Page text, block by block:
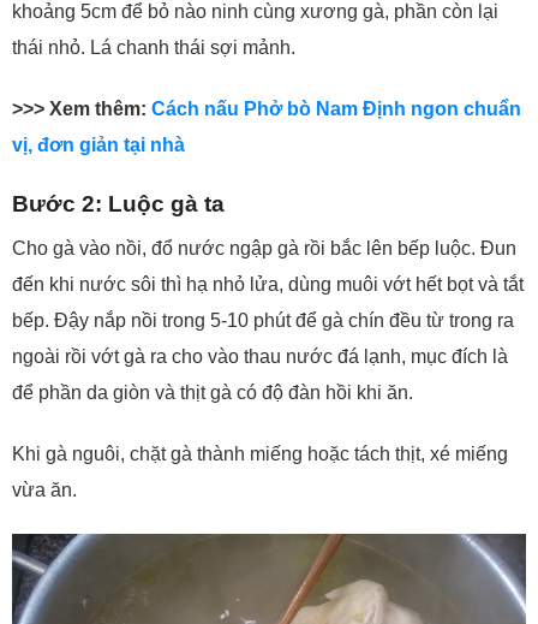
khoảng 5cm để bỏ nào ninh cùng xương gà, phần còn lại
thái nhỏ. Lá chanh thái sợi mảnh.
>>> Xem thêm: Cách nấu Phở bò Nam Định ngon chuẩn
vị, đơn giản tại nhà
Bước 2: Luộc gà ta
Cho gà vào nồi, đổ nước ngập gà rồi bắc lên bếp luộc. Đun
đến khi nước sôi thì hạ nhỏ lửa, dùng muôi vớt hết bọt và tắt
bếp. Đậy nắp nồi trong 5-10 phút để gà chín đều từ trong ra
ngoài rồi vớt gà ra cho vào thau nước đá lạnh, mục đích là
để phần da giòn và thịt gà có độ đàn hồi khi ăn.
Khi gà nguôi, chặt gà thành miếng hoặc tách thịt, xé miếng
vừa ăn.